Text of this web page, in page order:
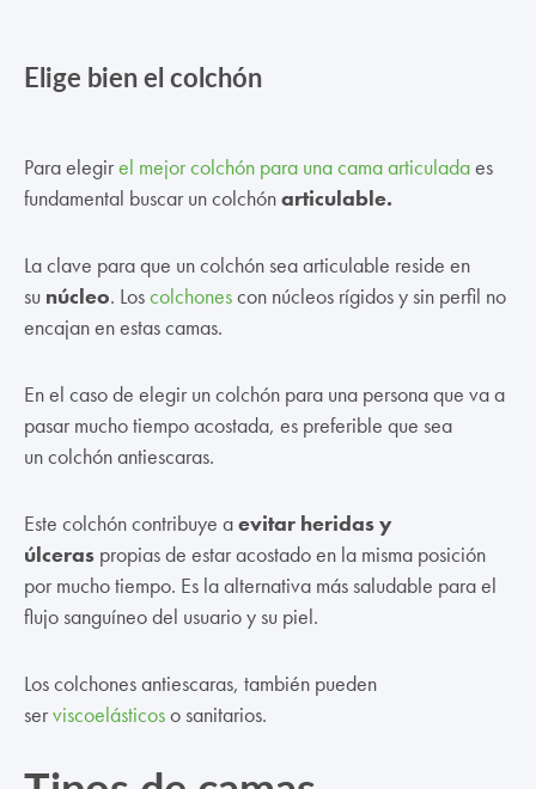
Elige bien el colchón
Para elegirel mejor colchón para una cama articuladaes
fundamental buscar un colchónarticulable.
La clave para que un colchón sea articulable reside en
su núcleo. Loscolchonescon núcleos rígidos y sin perfil no
encajan en estas camas.
En el caso de elegir un colchón para una persona que va a
pasar mucho tiempo acostada, es preferible que sea
uncolchón antiescaras.
Este colchón contribuye aevitar heridas y
úlceras propias de estar acostado en la misma posición
por mucho tiempo. Es la alternativa más saludable para el
flujo sanguíneo del usuario y su piel.
Los colchones antiescaras, también pueden
serviscoelásticoso sanitarios.